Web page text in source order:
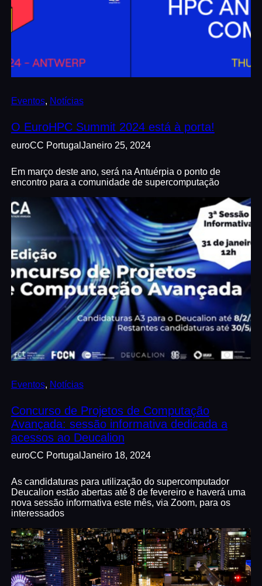
Eventos, Notícias
O EuroHPC Summit 2024 está à porta!
euroCC Portugal Janeiro 25, 2024
Em março deste ano, será na Antuérpia o ponto de
encontro para a comunidade de supercomputação
Eventos, Notícias
Concurso de Projetos de Computação
Avançada: sessão informativa dedicada a
acessos ao Deucalion
euroCC Portugal Janeiro 18, 2024
As candidaturas para utilização do supercomputador
Deucalion estão abertas até 8 de fevereiro e haverá uma
nova sessão informativa este mês, via Zoom, para os
interessados